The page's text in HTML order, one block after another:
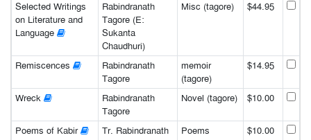
Selected Writings
on Literature and
Language
Rabindranath
Tagore (E:
Sukanta
Chaudhuri)
Misc (tagore) $44.95
Remiscences
Rabindranath
Tagore
memoir
(tagore)
$14.95
Wreck
Rabindranath
Tagore
Novel (tagore) $10.00
Poems of Kabir
Tr. Rabindranath
Poems
$10.00